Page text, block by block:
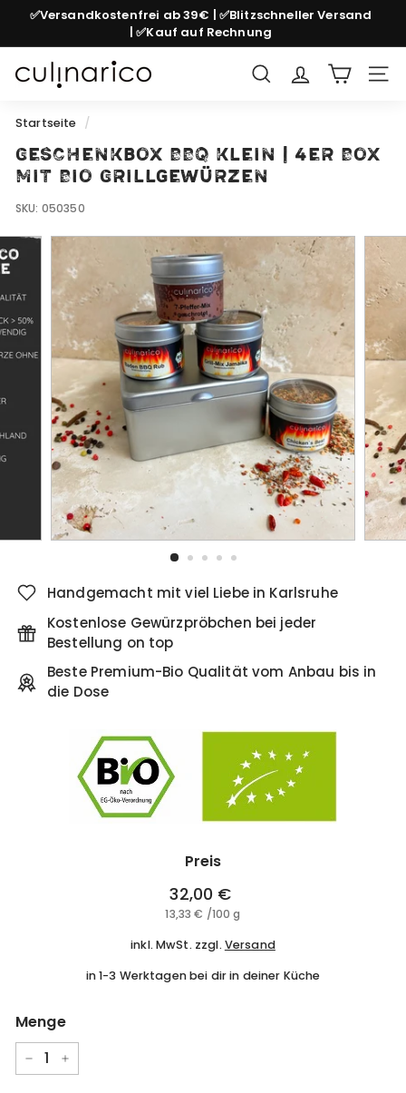
Direkt
Inhalt
Pause
✅Versandkostenfrei ab 39€ | ✅Blitzschneller Versand
| ✅Kauf auf Rechnung
c
l
i
n
a
i
o
Suche
Startseite /
Geschenkbox BBQ klein | 4er Box
mit Bio Grillgewürzen
SKU: 050350
Handgemacht mit viel Liebe in Karlsruhe
Kostenlose Gewürzpröbchen bei jeder
Bestellung on top
Beste Premium-Bio Qualität vom Anbau bis in
die Dose
Preis
Normaler
Preis
32,00 €
€
13,33 € 13,33
/100 g
inkl. MwSt. zzgl. Versand
in 1-3 Werktagen bei dir in deiner Küche
Menge
− +